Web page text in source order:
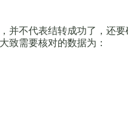
并不代表结转成功了，还
致需要核对的数据为：